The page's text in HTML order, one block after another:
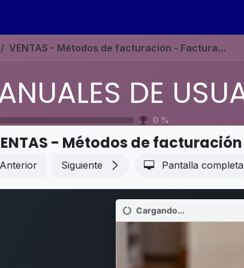
VENTAS - Métodos de facturación - Facturación por tiempo y materiales
0 %
Anterior Siguiente Pantalla completa